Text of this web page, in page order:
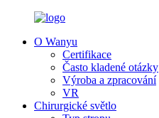
O Wanyu
Certifikace
Často kladené otázky
Výroba a zpracování
VR
Chirurgické světlo